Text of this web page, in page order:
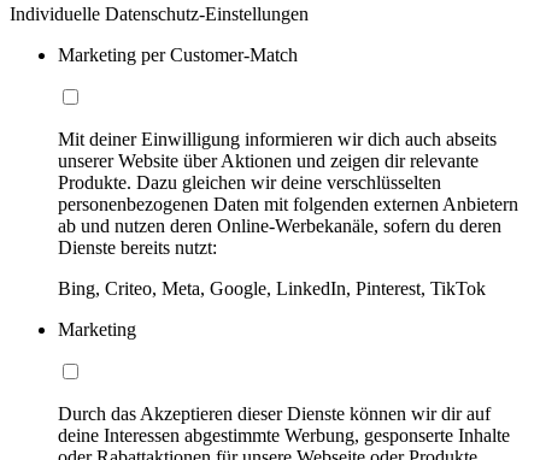
Individuelle Datenschutz-Einstellungen
Marketing per Customer-Match
Mit deiner Einwilligung informieren wir dich auch abseits
unserer Website über Aktionen und zeigen dir relevante
Produkte. Dazu gleichen wir deine verschlüsselten
personenbezogenen Daten mit folgenden externen Anbietern
ab und nutzen deren Online-Werbekanäle, sofern du deren
Dienste bereits nutzt:
Bing, Criteo, Meta, Google, LinkedIn, Pinterest, TikTok
Marketing
Durch das Akzeptieren dieser Dienste können wir dir auf
deine Interessen abgestimmte Werbung, gesponserte Inhalte